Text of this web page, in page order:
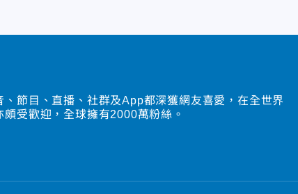
、節目、直播、社群及App都深獲網友喜愛，在全世界
頗受歡迎，全球擁有2000萬粉絲。